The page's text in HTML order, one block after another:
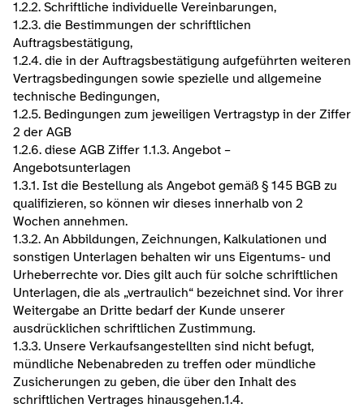
1.2.2. Schriftliche individuelle Vereinbarungen,
1.2.3. die Bestimmungen der schriftlichen
Auftragsbestätigung,
1.2.4. die in der Auftragsbestätigung aufgeführten weiteren
Vertragsbedingungen sowie spezielle und allgemeine
technische Bedingungen,
1.2.5. Bedingungen zum jeweiligen Vertragstyp in der Ziffer
2 der AGB
1.2.6. diese AGB Ziffer 1.​1.3. Angebot –
Angebotsunterlagen
1.3.1. Ist die Bestellung als Angebot gemäß § 145 BGB zu
qualifizieren, so können wir dieses innerhalb von 2
Wochen annehmen.
1.3.2. An Abbildungen, Zeichnungen, Kalkulationen und
sonstigen Unterlagen behalten wir uns Eigentums- und
Urheberrechte vor. Dies gilt auch für solche schriftlichen
Unterlagen, die als „vertraulich“ bezeichnet sind. Vor ihrer
Weitergabe an Dritte bedarf der Kunde unserer
ausdrücklichen schriftlichen Zustimmung.
1.3.3. Unsere Verkaufsangestellten sind nicht befugt,
mündliche Nebenabreden zu treffen oder mündliche
Zusicherungen zu geben, die über den Inhalt des
schriftlichen Vertrages hinausgehen.​1.4.